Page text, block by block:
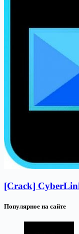
[Crack]
Популярное на сайте